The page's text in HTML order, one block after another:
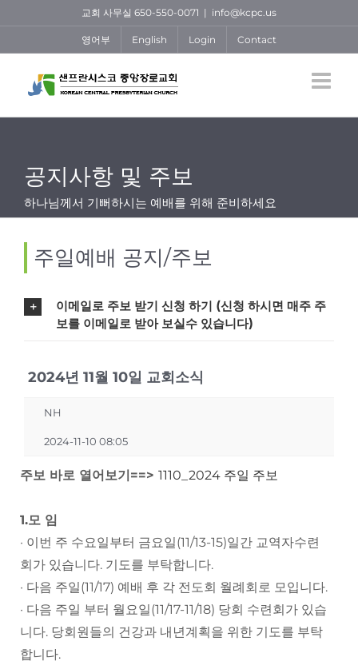
content
교회 사무실 650-550-0071 | info@kcpc.us
영어부 English Login Contact
공지사항 및 주보
하나님께서 기뻐하시는 예배를 위해 준비하세요
주일예배 공지/주보
이메일로 주보 받기 신청 하기 (신청 하시면 매주 주
보를 이메일로 받아 보실수 있습니다)
2024년 11월 10일 교회소식
NH
2024-11-10 08:05
주보 바로 열어보기==> 1110_2024 주일 주보
1.모 임
· 이번 주 수요일부터 금요일(11/13-15)일간 교역자수련
회가 있습니다. 기도를 부탁합니다.
· 다음 주일(11/17) 예배 후 각 전도회 월례회로 모입니다.
· 다음 주일 부터 월요일(11/17-11/18) 당회 수련회가 있습
니다. 당회원들의 건강과 내년계획을 위한 기도를 부탁
합니다.